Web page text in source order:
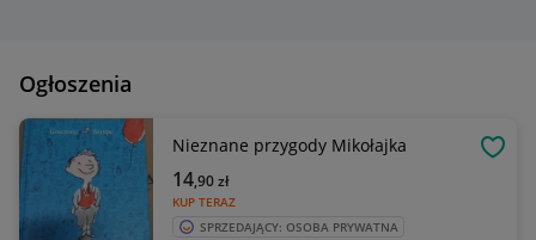
Ogłoszenia
Nieznane przygody Mikołajka
KUP TERAZ
14,90zł
SPRZEDAJĄCY: OSOBA PRYWATNA